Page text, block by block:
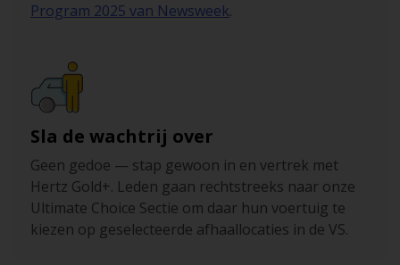
Program 2025 van Newsweek.
Sla de wachtrij over
Geen gedoe — stap gewoon in en vertrek met
Hertz Gold+. Leden gaan rechtstreeks naar onze
Ultimate Choice Sectie om daar hun voertuig te
kiezen op geselecteerde afhaallocaties in de VS.